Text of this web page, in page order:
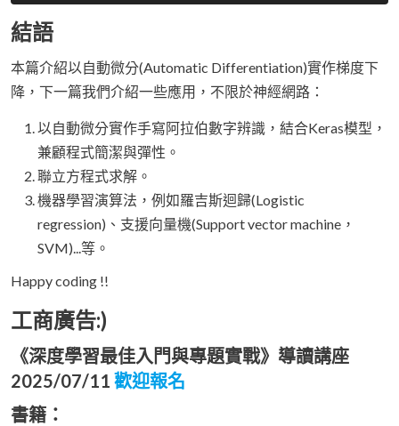
結語
本篇介紹以自動微分(Automatic Differentiation)實作梯度下
降，下一篇我們介紹一些應用，不限於神經網路：
以自動微分實作手寫阿拉伯數字辨識，結合Keras模型，
兼顧程式簡潔與彈性。
聯立方程式求解。
機器學習演算法，例如羅吉斯迴歸(Logistic
regression)、支援向量機(Support vector machine，
SVM)...等。
Happy coding !!
工商廣告:)
《深度學習最佳入門與專題實戰》導讀講座
2025/07/11 歡迎報名
書籍：